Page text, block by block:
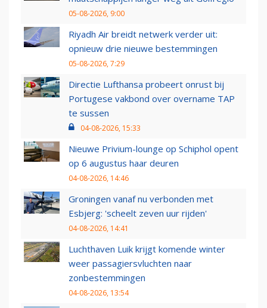
05-08-2026, 9:00
Riyadh Air breidt netwerk verder uit:
opnieuw drie nieuwe bestemmingen
05-08-2026, 7:29
Directie Lufthansa probeert onrust bij
Portugese vakbond over overname TAP
te sussen
04-08-2026, 15:33
Nieuwe Privium-lounge op Schiphol opent
op 6 augustus haar deuren
04-08-2026, 14:46
Groningen vanaf nu verbonden met
Esbjerg: 'scheelt zeven uur rijden'
04-08-2026, 14:41
Luchthaven Luik krijgt komende winter
weer passagiersvluchten naar
zonbestemmingen
04-08-2026, 13:54